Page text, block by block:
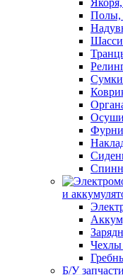
Полы,
Шасси
Сумки
и
Чехлы
Б/У